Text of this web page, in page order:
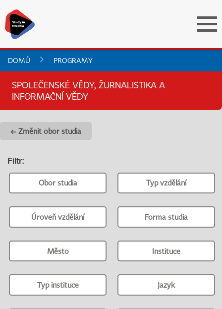
DOMŮ PROGRAMY
SPOLEČENSKÉ VĚDY, ŽURNALISTIKA A
INFORMAČNÍ VĚDY
← Změnit obor studia
Filtr:
Obor studia Typ vzdělání
Úroveň vzdělání Forma studia
Město Instituce
Typ instituce Jazyk